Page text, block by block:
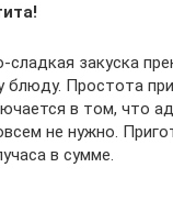
сладкая закуска
Простота
в том, что
не нужно.
в сумме.